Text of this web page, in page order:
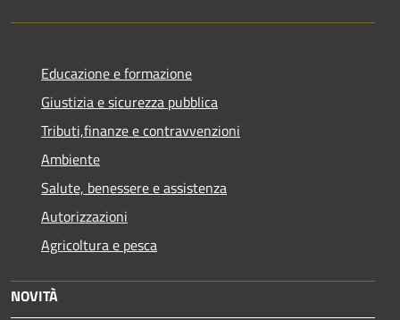
Educazione e formazione
Giustizia e sicurezza pubblica
Tributi,finanze e contravvenzioni
Ambiente
Salute, benessere e assistenza
Autorizzazioni
Agricoltura e pesca
NOVITÀ